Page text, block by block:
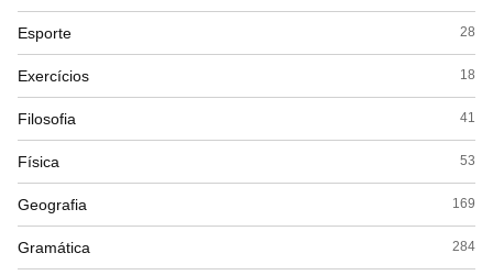
Esporte 28
Exercícios 18
Filosofia 41
Física 53
Geografia 169
Gramática 284